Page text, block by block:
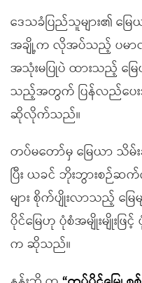
ဒေသခံပြည်သူများ၏ မြ
အချို့က လိုအပ်သည့် ပမာဏ
အသုံးမပြုပဲ ထားသည့် မြေ
သည့်အတွက် ပြန်လည်ပေးအ
ဆိုလိုက်သည်။
တပ်မတော်မှ မြေယာ သိမ်
ပြီး ယခင် ဘိုးဘွားစဉ်
များ စိုက်ပျိုးလာသည့် မြ
ပိုင်မြေဟု ပုံစံအမျိုးမျိုးဖ
က ဆိုသည်။